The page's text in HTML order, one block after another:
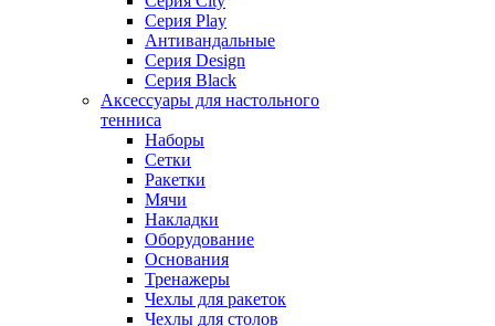
Серия Play
Антивандальные
Серия Design
Серия Black
Аксессуары для настольного
тенниса
Наборы
Сетки
Ракетки
Мячи
Накладки
Оборудование
Основания
Тренажеры
Чехлы для ракеток
Чехлы для столов